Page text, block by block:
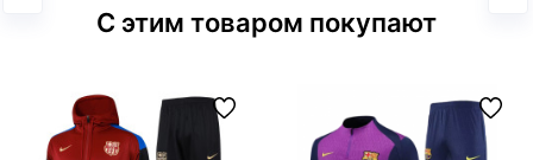
С этим товаром покупают